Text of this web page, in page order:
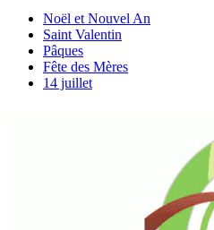
Noël et Nouvel An
Saint Valentin
Pâques
Fête des Mères
14 juillet